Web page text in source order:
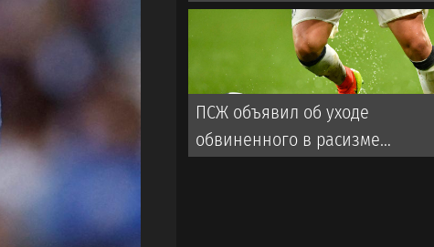
ПСЖ объявил об уходе
обвиненного в расизме